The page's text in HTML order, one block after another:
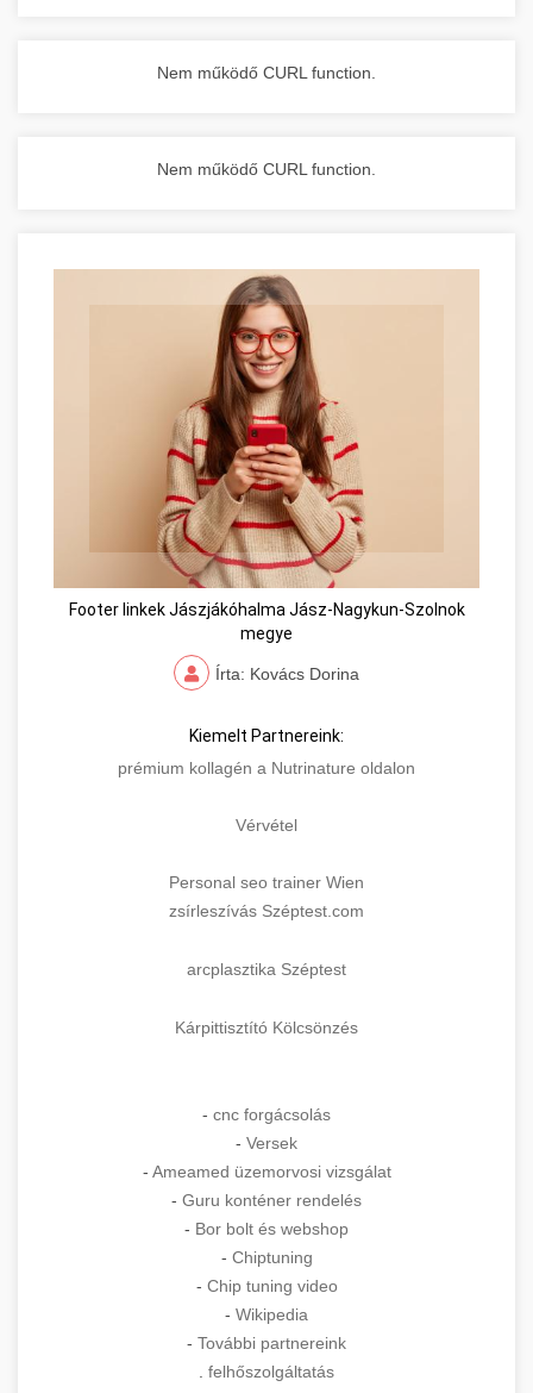
Nem működő CURL function.
Nem működő CURL function.
Footer linkek Jászjákóhalma Jász-Nagykun-Szolnok
megye
Írta: Kovács Dorina
Kiemelt Partnereink:
prémium kollagén a Nutrinature oldalon
Vérvétel
Personal seo trainer Wien
zsírleszívás Széptest.com
arcplasztika Széptest
Kárpittisztító Kölcsönzés
- cnc forgácsolás
- Versek
- Ameamed üzemorvosi vizsgálat
- Guru konténer rendelés
- Bor bolt és webshop
- Chiptuning
- Chip tuning video
- Wikipedia
- További partnereink
. felhőszolgáltatás